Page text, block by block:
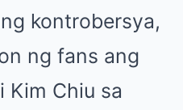
kontrobersya,
ng fans ang
Kim Chiu sa